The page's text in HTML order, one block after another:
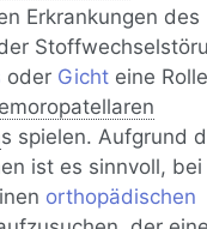
Erkrankungen des
oder Gicht eine
s spielen. Aufgrund
ist es sinnvoll,
orthopädischen